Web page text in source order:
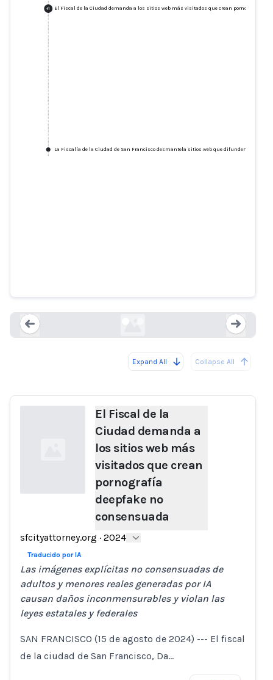
+1 El Fiscal de la Ciudad demanda a los sitios web más visitados que crean pornografía
La Fiscalía de la Ciudad de San Francisco desmantela sitios web que difunden desnudos
Expand All Collapse All
El Fiscal de la
Ciudad demanda a
los sitios web más
visitados que crean
pornografía
deepfake no
consensuada
sfcityattorney.org · 2024
Traducido por IA
Las imágenes explícitas no consensuadas de
adultos y menores reales generadas por IA
causan daños inconmensurables y violan las
leyes estatales y federales
SAN FRANCISCO (15 de agosto de 2024) --- El fiscal
de la ciudad de San Francisco, Da…